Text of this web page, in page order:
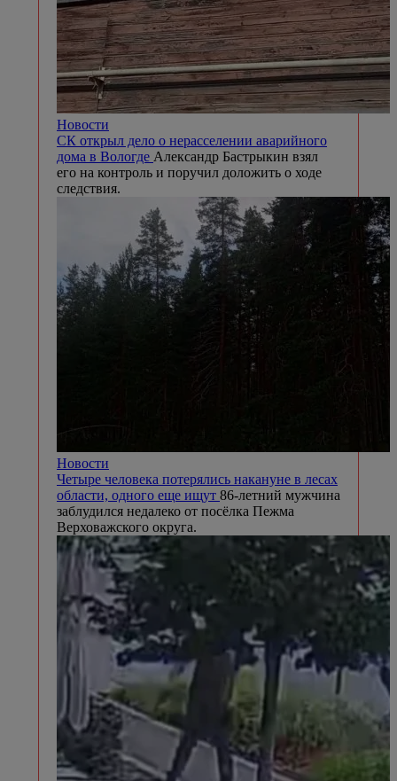
Новости
СК открыл дело о нерасселении аварийного
дома в Вологде Александр Бастрыкин взял
его на контроль и поручил доложить о ходе
следствия.
Новости
Четыре человека потерялись накануне в лесах
области, одного еще ищут 86-летний мужчина
заблудился недалеко от посёлка Пежма
Верховажского округа.